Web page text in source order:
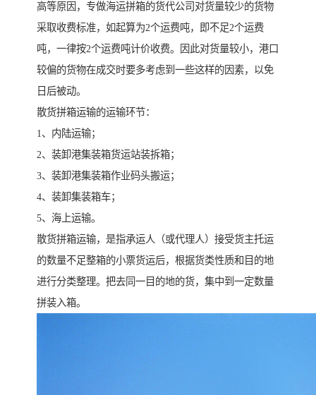
高等原因，专做海运拼箱的货代公司对货量较少的货物
采取收费标准，如起算为2个运费吨，即不足2个运费
吨，一律按2个运费吨计价收费。因此对货量较小，港口
较偏的货物在成交时要多考虑到一些这样的因素，以免
日后被动。
散货拼箱运输的运输环节：
1、内陆运输；
2、装卸港集装箱货运站装拆箱；
3、装卸港集装箱作业码头搬运；
4、装卸集装箱车；
5、海上运输。
散货拼箱运输，是指承运人（或代理人）接受货主托运
的数量不足整箱的小票货运后，根据货类性质和目的地
进行分类整理。把去同一目的地的货，集中到一定数量
拼装入箱。